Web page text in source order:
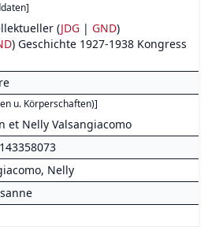
]
(JDG | GND)
) Geschichte 1927-1938 Kongress
u. Körperschaften)]
et Nelly Valsangiacomo
Nelly